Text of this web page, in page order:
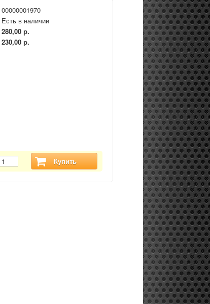
00000001970
Есть в наличии
280,00 р.
230,00 р.
Купить